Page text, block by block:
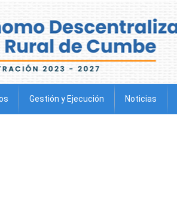
Gestión y Ejecución Noticias